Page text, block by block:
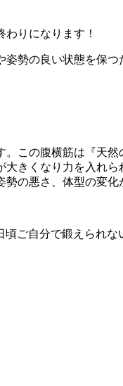
りになります！
勢の良い状態を保
この腹横筋は『天
きくなり力を入れ
の悪さ、体型の変化
ご自分で鍛えられ